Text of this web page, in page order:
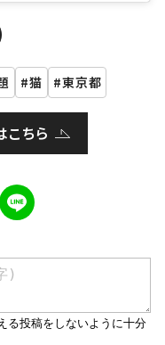
猫 東京都
こちら